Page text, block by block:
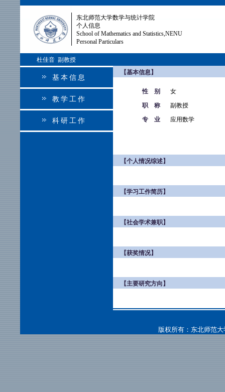
东北师范大学数学与统计学院
个人信息
School of Mathematics and Statistics,NENU
Personal Particulars
杜佳音 副教授
基本信息
教学工作
科研工作
【基本信息】
性 别
女
职 称
副教授
专 业
应用数学
【个人情况综述】
【学习工作简历】
【社会学术兼职】
【获奖情况】
【主要研究方向】
版权所有：东北师范